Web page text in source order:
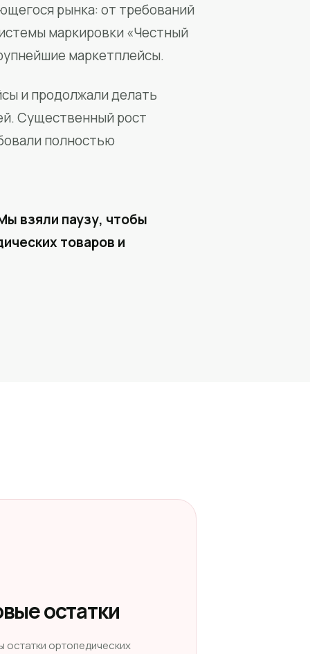
рынка: от требований
маркировки «Честный
маркетплейсы.
и продолжали делать
Существенный рост
полностью
взяли паузу, чтобы
товаров и
остатки
остатки ортопедических